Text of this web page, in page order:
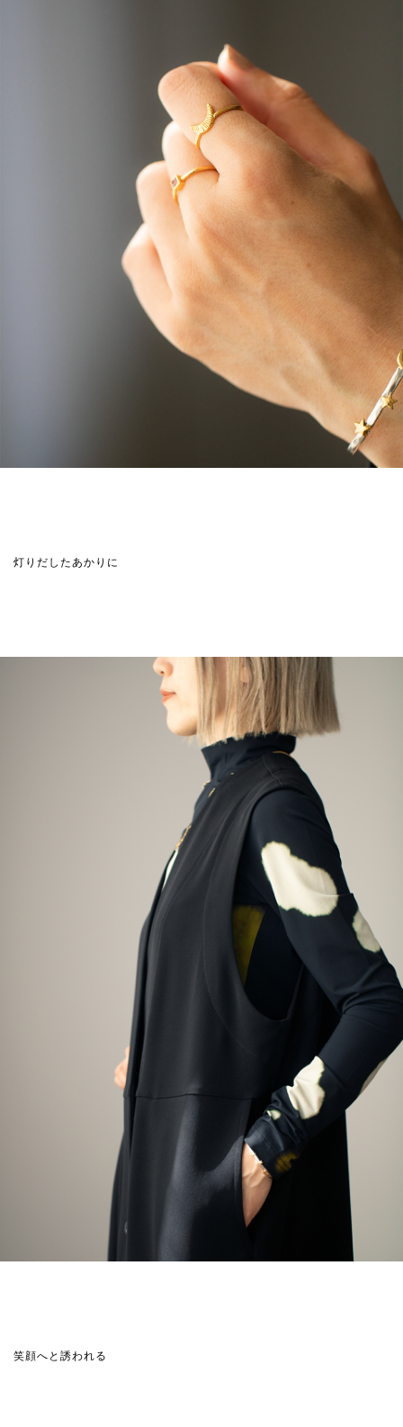
灯りだしたあかりに
笑顔へと誘われる